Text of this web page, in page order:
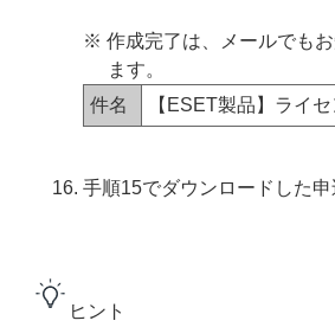
※ 作成完了は、メールでも
ます。
件名
【ESET製品】ライ
手順15でダウンロードした
ヒント